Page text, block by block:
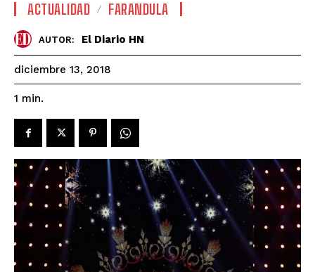
ACTUALIDAD FARANDULA
AUTOR: El Diario HN
diciembre 13, 2018
1 min.